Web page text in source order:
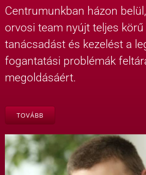
Centrumunkban házon
orvosi team nyújt teljes körű
tanácsadást és kezelést a
fogantatási problémák
megoldásáért.
TOVÁBB